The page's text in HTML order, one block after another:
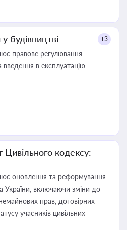
будівництві +3
правове регулювання
введення в експлуатацію
Цивільного кодексу:
оновлення та реформування
України, включаючи зміни до
прав, договірних
учасників цивільних